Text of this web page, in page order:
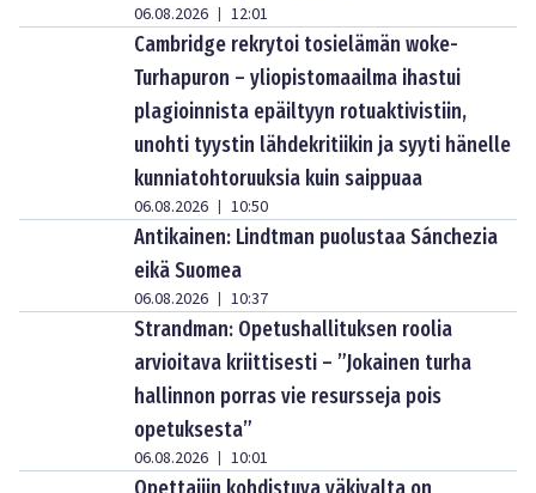
06.08.2026 | 12:01
Cambridge rekrytoi tosielämän woke-
Turhapuron – yliopistomaailma ihastui
plagioinnista epäiltyyn rotuaktivistiin,
unohti tyystin lähdekritiikin ja syyti hänelle
kunniatohtoruuksia kuin saippuaa
06.08.2026 | 10:50
Antikainen: Lindtman puolustaa Sánchezia
eikä Suomea
06.08.2026 | 10:37
Strandman: Opetushallituksen roolia
arvioitava kriittisesti – ”Jokainen turha
hallinnon porras vie resursseja pois
opetuksesta”
06.08.2026 | 10:01